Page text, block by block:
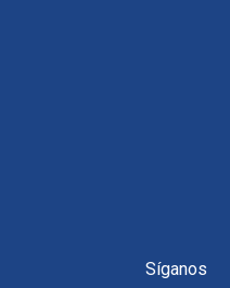
Síganos